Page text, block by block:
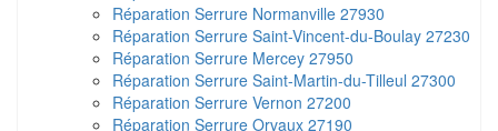
Réparation Serrure Normanville 27930
Réparation Serrure Saint-Vincent-du-Boulay 27230
Réparation Serrure Mercey 27950
Réparation Serrure Saint-Martin-du-Tilleul 27300
Réparation Serrure Vernon 27200
Réparation Serrure Orvaux 27190